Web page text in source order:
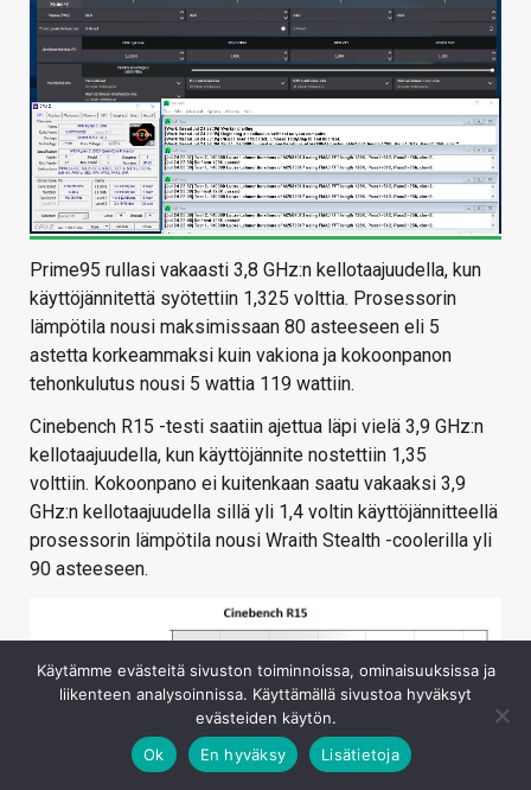
Prime95 rullasi vakaasti 3,8 GHz:n kellotaajuudella, kun
käyttöjännitettä syötettiin 1,325 volttia. Prosessorin
lämpötila nousi maksimissaan 80 asteeseen eli 5
astetta korkeammaksi kuin vakiona ja kokoonpanon
tehonkulutus nousi 5 wattia 119 wattiin.
Cinebench R15 -testi saatiin ajettua läpi vielä 3,9 GHz:n
kellotaajuudella, kun käyttöjännite nostettiin 1,35
volttiin. Kokoonpano ei kuitenkaan saatu vakaaksi 3,9
GHz:n kellotaajuudella sillä yli 1,4 voltin käyttöjännitteellä
prosessorin lämpötila nousi Wraith Stealth -coolerilla yli
90 asteeseen.
Käytämme evästeitä sivuston toiminnoissa, ominaisuuksissa ja
liikenteen analysoinnissa. Käyttämällä sivustoa hyväksyt
evästeiden käytön.
Ok
En hyväksy Lisätietoja